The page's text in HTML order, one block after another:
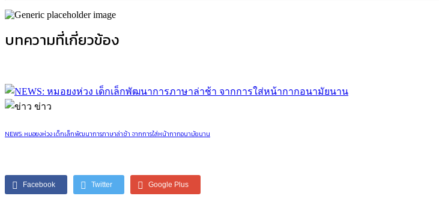
บทความที่เกี่ยวข้อง
ข่าว
NEWS: หมอยงห่วง เด็กเล็กพัฒนาการภาษาล่าช้า จากการใส่หน้ากากอนามัยนาน
Facebook Twitter Google Plus